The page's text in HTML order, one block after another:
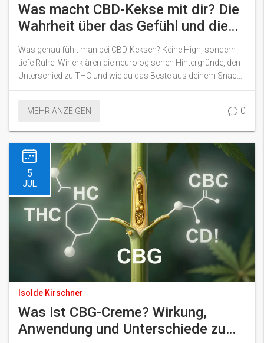
Was macht CBD-Kekse mit dir? Die
Wahrheit über das Gefühl und die
Wirkung
Was genau fühlt man bei CBD-Keksen? Keine High, sondern
tiefe Ruhe. Wir erklären die neurologischen Hintergründe, den
Unterschied zu THC und wie du das Beste aus deinem Snack
herausholst.
MEHR ANZEIGEN 0
5
JUL
Isolde Kirschner
Was ist CBG-Creme? Wirkung,
Anwendung und Unterschiede zu